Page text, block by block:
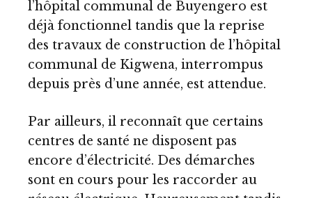
l’hôpital communal de Buyengero est
déjà fonctionnel tandis que la reprise
des travaux de construction de l’hôpital
communal de Kigwena, interrompus
depuis près d’une année, est attendue.
Par ailleurs, il reconnaît que certains
centres de santé ne disposent pas
encore d’électricité. Des démarches
sont en cours pour les raccorder au